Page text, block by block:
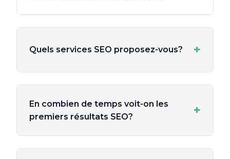
Quels services SEO proposez-vous? +
En combien de temps voit-on les
premiers résultats SEO?
+